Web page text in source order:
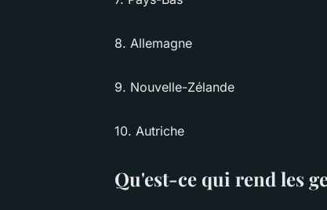
8. Allemagne
9. Nouvelle-Zélande
10. Autriche
Qu'est-ce qui rend les